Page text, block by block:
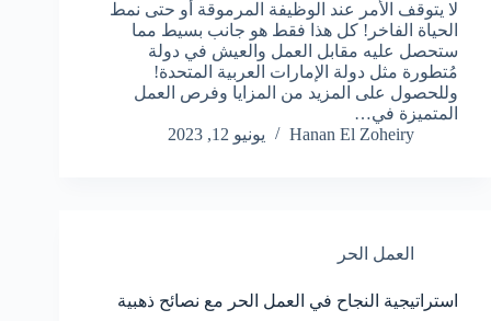
لا يتوقف الأمر عند الوظيفة المرموقة أو حتى نمط
الحياة الفاخر! كل هذا فقط هو جانب بسيط مما
ستحصل عليه مقابل العمل والعيش في دولة
مُتطورة مثل دولة الإمارات العربية المتحدة!
وللحصول على المزيد من المزايا وفرص العمل
المتميزة في…
Hanan El Zoheiry
يونيو 12, 2023
العمل الحر
استراتيجية النجاح في العمل الحر مع نصائح ذهبية